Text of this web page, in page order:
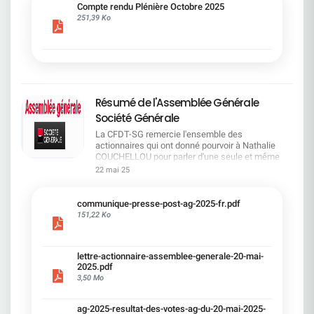
cadre du dialogue social.Bonne lecture !
Compte rendu Plénière Octobre 2025
251,39 Ko
Résumé de l'Assemblée Générale
Société Générale
La CFDT-SG remercie l'ensemble des
actionnaires qui ont donné pourvoir à Nathalie
COUCHELLOU pour parler d'une seule et même
voix.L'assemblée Générale s'est ouverte avec 4
souligné la forte amélioration en 2024 de tous les
facteurs financiers et le premier trimestre 2025
solide. Etre une banque simple et intégrée. Etre
une banque efficace. Etre une banque rentable. Le
Directeur Général Délégué, Pierre PALMIERI, a
22 mai 25
communique-presse-post-ag-2025-fr.pdf
151,22 Ko
lettre-actionnaire-assemblee-generale-20-mai-
2025.pdf
3,50 Mo
ag-2025-resultat-des-votes-ag-du-20-mai-2025-